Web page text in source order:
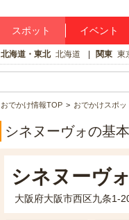
スポット イベント
北海道・東北 北海道 関東 東
おでかけ情報TOP おでかけスポッ
シネヌーヴォの基
シネヌーヴォ
大阪府大阪市西区九条1-